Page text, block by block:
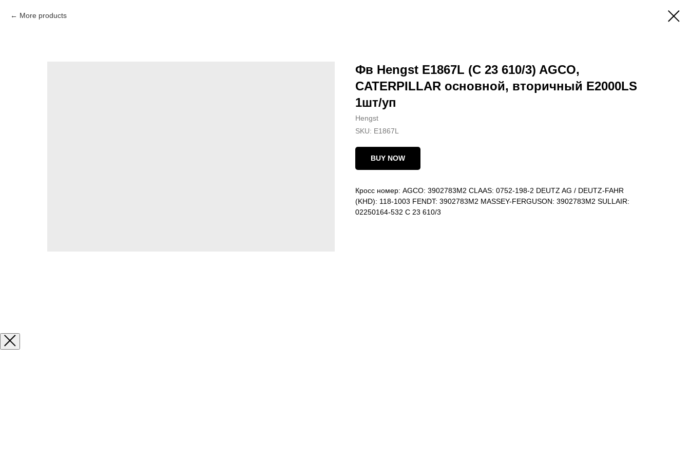
More products
Фв Hengst E1867L (C 23 610/3) AGCO,
CATERPILLAR основной, вторичный E2000LS
1шт/уп
Hengst
SKU: E1867L
BUY NOW
Кросс номер: AGCO: 3902783M2 CLAAS: 0752-198-2 DEUTZ AG / DEUTZ-FAHR
(KHD): 118-1003 FENDT: 3902783M2 MASSEY-FERGUSON: 3902783M2 SULLAIR:
02250164-532 C 23 610/3